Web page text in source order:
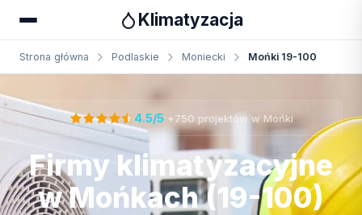
Klimatyzacja
Strona główna Podlaskie Moniecki Mońki 19-100
Otrzymaj bezpłatną wycenę
4.5/5 +750 projektów w Mońki
Firmy klimatyzacyjne
w Mońkach (19-100)